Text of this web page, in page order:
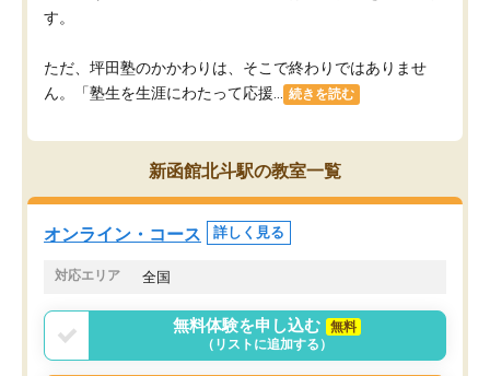
す。
ただ、坪田塾のかかわりは、そこで終わりではありませ
ん。「塾生を生涯にわたって応援...
続きを読む
新函館北斗駅の教室一覧
オンライン・コース 詳しく見る
対応エリア 全国
無料体験を申し込む
無料
（リストに追加する）